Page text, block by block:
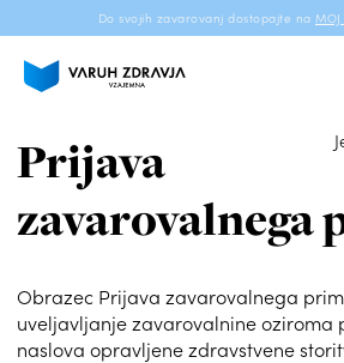
Do svojih zavarovanj dostopajte na MOJ
Prijava
zavarovalnega
Obrazec Prijava zavarovalnega
uveljavljanje zavarovalnine oziroma
naslova opravljene zdravstvene